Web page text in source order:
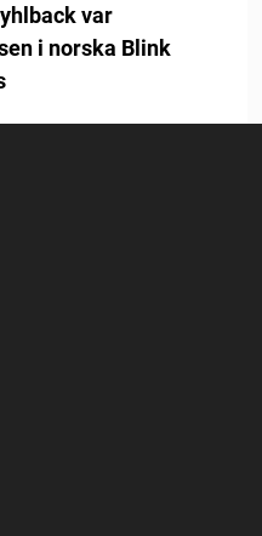
var
i norska Blink